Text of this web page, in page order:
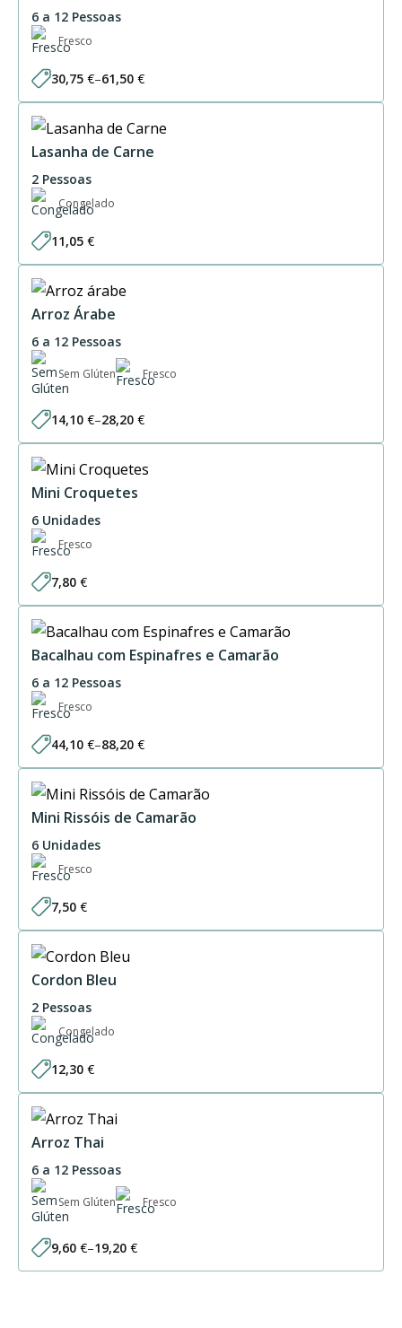
6 a 12 Pessoas
Fresco
30,75 €–61,50 €
Price
range:
through
61,50 €
Lasanha de Carne
2 Pessoas
Congelado
11,05 €
Arroz Árabe
6 a 12 Pessoas
Sem Glúten Fresco
14,10 €–28,20 €
Price
range:
through
28,20 €
Mini Croquetes
6 Unidades
Fresco
7,80 €
Bacalhau com Espinafres e Camarão
6 a 12 Pessoas
Fresco
44,10 €–88,20 €
Price
range:
through
88,20 €
Mini Rissóis de Camarão
6 Unidades
Fresco
7,50 €
Cordon Bleu
2 Pessoas
Congelado
12,30 €
Arroz Thai
6 a 12 Pessoas
Sem Glúten Fresco
9,60 €–19,20 €
Price
range: